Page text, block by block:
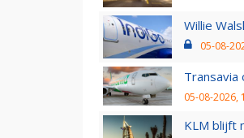
Willie
05-08-
05-08-2026,
KLM blijft